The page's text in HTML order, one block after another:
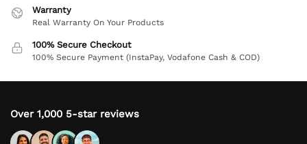
Warranty
Real Warranty On Your Products
100% Secure Checkout
100% Secure Payment (InstaPay, Vodafone Cash & COD)
Over 1,000 5-star reviews